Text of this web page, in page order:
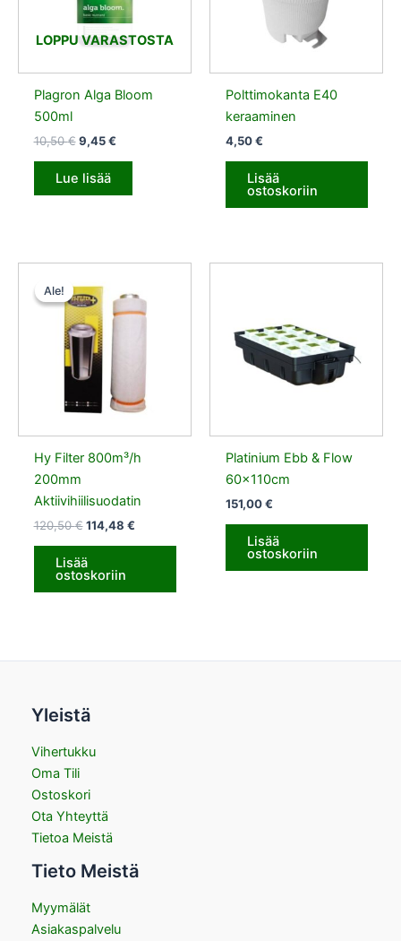
LOPPU VARASTOSTA
Plagron Alga Bloom
500ml
10,50€ 9,45€
Lue lisää
Polttimokanta E40
keraaminen
4,50€
Lisää
ostoskoriin
Ale!
Ale!
Hy Filter 800m³/h
200mm
Aktiivihiilisuodatin
120,50€
hinta
oli:
120,50 €.
114,48 €
on:
114,48 €.
Lisää
ostoskoriin
Platinium Ebb & Flow
60x110cm
151,00€
Lisää
ostoskoriin
Yleistä
Vihertukku
Oma Tili
Ostoskori
Ota Yhteyttä
Tietoa Meistä
Tieto Meistä
Myymälät
Asiakaspalvelu